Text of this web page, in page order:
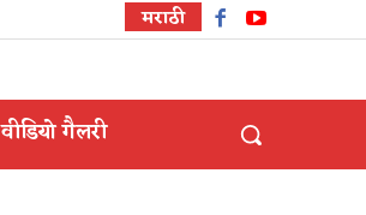
मराठी
वीडियो गैलरी